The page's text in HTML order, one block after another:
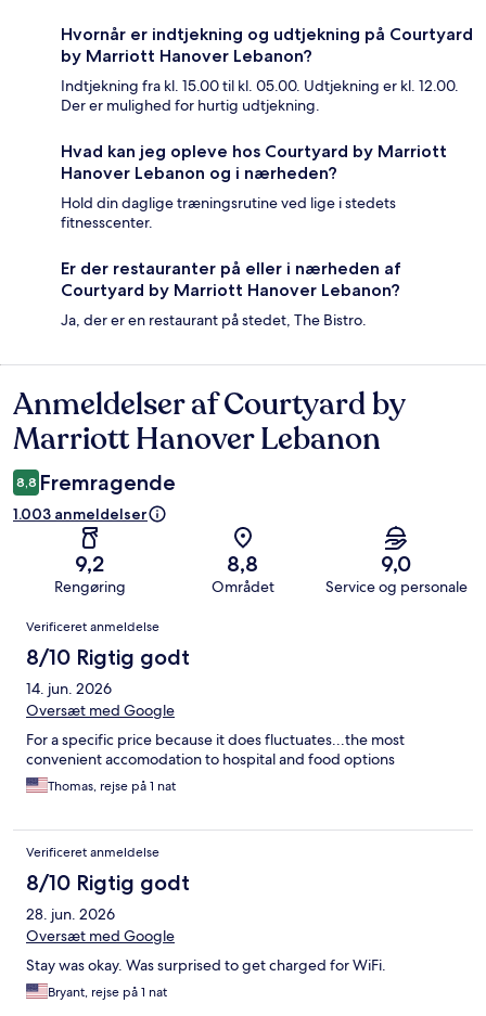
Hvornår er indtjekning og udtjekning på Courtyard
by Marriott Hanover Lebanon?
Indtjekning fra kl. 15.00 til kl. 05.00. Udtjekning er kl. 12.00.
Der er mulighed for hurtig udtjekning.
Hvad kan jeg opleve hos Courtyard by Marriott
Hanover Lebanon og i nærheden?
Hold din daglige træningsrutine ved lige i stedets
fitnesscenter.
Er der restauranter på eller i nærheden af
Courtyard by Marriott Hanover Lebanon?
Ja, der er en restaurant på stedet, The Bistro.
Anmeldelser
Anmeldelser af Courtyard by
Marriott Hanover Lebanon
8,8 Fremragende
1.003 anmeldelser
9,2
Rengøring
8,8
Området
9,0
Service og personale
Anmeldelser
Verificeret anmeldelse
8/10 Rigtig godt
14. jun. 2026
Oversæt med Google
For a specific price because it does fluctuates...the most
convenient accomodation to hospital and food options
Thomas, rejse på 1 nat
Verificeret anmeldelse
8/10 Rigtig godt
28. jun. 2026
Oversæt med Google
Stay was okay. Was surprised to get charged for WiFi.
Bryant, rejse på 1 nat